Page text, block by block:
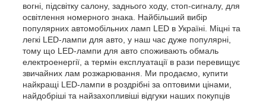
вогні, підсвітку салону, заднього ходу, стоп-сигналу, для
освітлення номерного знака. Найбільший вибір
популярних автомобільних ламп LED в Україні. Міцні та
легкі LED-лампи для авто, у наш час дуже популярні,
тому що LED-лампи для авто споживають обмаль
електроенергії, а термін експлуатації в рази перевищує
звичайних лам розжарювання. Ми продаємо, купити
найкращі LED-лампи в роздрібні за оптовими цінами,
найдобріші та найзахопливіші відгуки наших покупців